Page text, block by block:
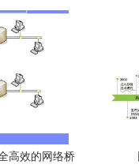
高效的网络桥